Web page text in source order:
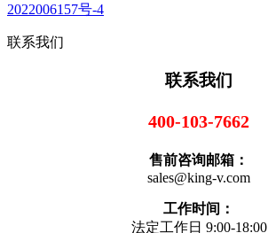
2022006157号-4
联系我们
联系我们
400-103-7662
售前咨询邮箱：
sales@king-v.com
工作时间：
法定工作日 9:00-18:00